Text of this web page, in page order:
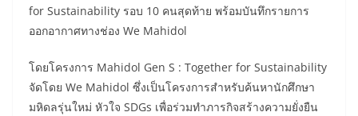
for Sustainability รอบ 10 คนสุดท้าย พร้อมบันทึกรายการ
ออกอากาศทางช่อง We Mahidol
โดยโครงการ Mahidol Gen S : Together for Sustainability
จัดโดย We Mahidol ซึ่งเป็นโครงการสำหรับค้นหานักศึกษา
มหิดลรุ่นใหม่ หัวใจ SDGs เพื่อร่วมทำภารกิจสร้างความยั่งยืน